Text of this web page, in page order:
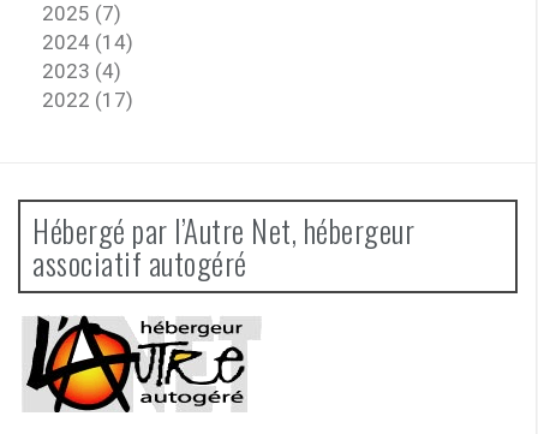
2025 (7)
2024 (14)
2023 (4)
2022 (17)
Hébergé par l’Autre Net, hébergeur
associatif autogéré